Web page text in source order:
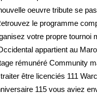
oeuvre tribute se
le programme
votre propre tournoi
appartient au
rémunéré Community
être licenciés 111
115 vous aviez